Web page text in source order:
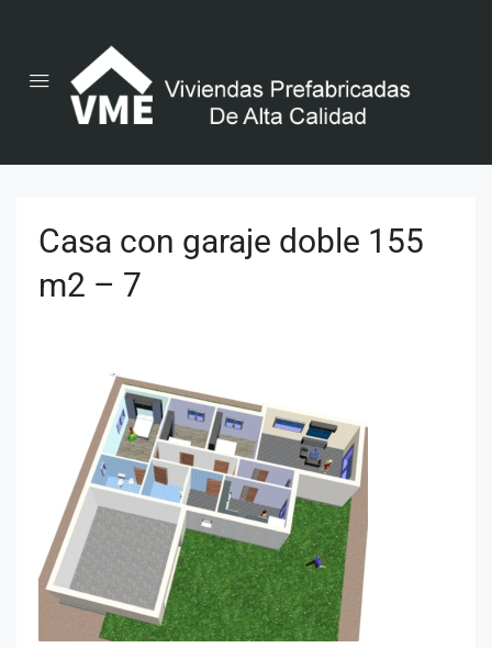
Casa con garaje doble 155
m2 – 7